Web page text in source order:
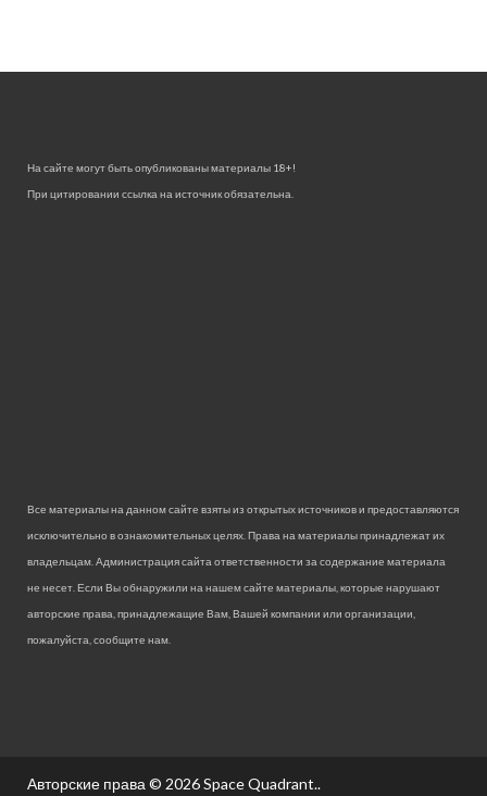
На сайте могут быть опубликованы материалы 18+!
При цитировании ссылка на источник обязательна.
Все материалы на данном сайте взяты из открытых источников и предоставляются
исключительно в ознакомительных целях. Права на материалы принадлежат их
владельцам. Администрация сайта ответственности за содержание материала
не несет. Если Вы обнаружили на нашем сайте материалы, которые нарушают
авторские права, принадлежащие Вам, Вашей компании или организации,
пожалуйста, сообщите нам.
Авторские права © 2026Space Quadrant..